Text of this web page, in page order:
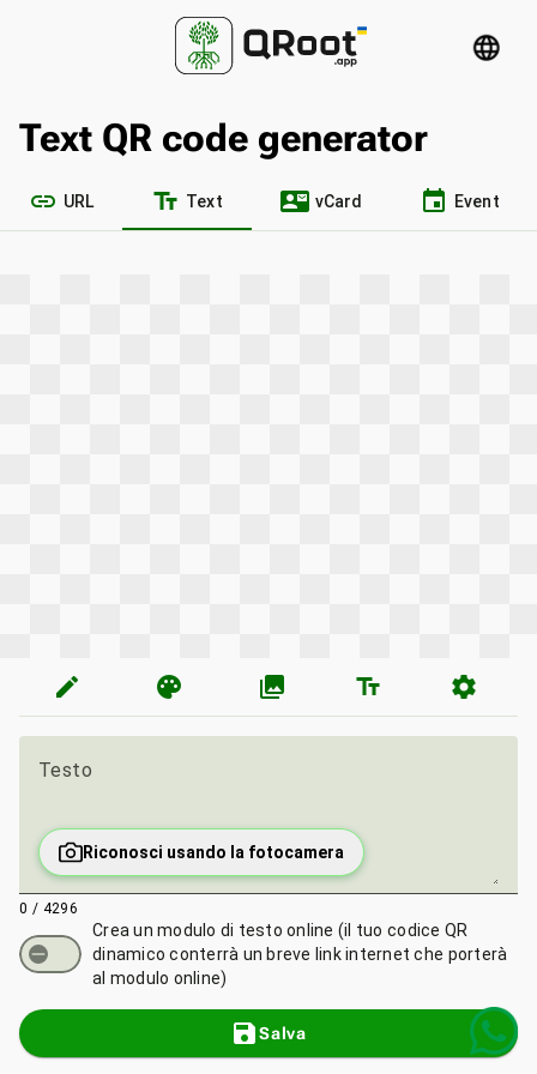
language
Text QR code generator
link URL text_fields Text contact_mail vCard event Event
edit palette photo_library text_fields settings
Testo
Riconosci usando la fotocamera
0 / 4296
Crea un modulo di testo online (il tuo codice QR
dinamico conterrà un breve link internet che porterà
al modulo online)
saveSalva